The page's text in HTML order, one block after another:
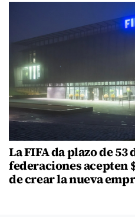
La FIFA da plazo de 53
federaciones acepten
de crear la nueva